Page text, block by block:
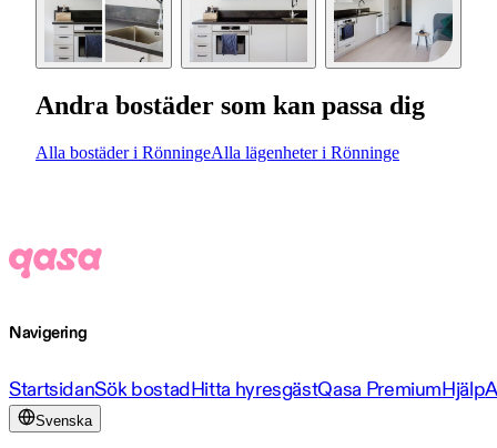
Andra bostäder som kan passa dig
Alla bostäder i RönningeAlla lägenheter i Rönninge
Navigering
StartsidanSök bostadHitta hyresgästQasa PremiumHjälp
Svenska